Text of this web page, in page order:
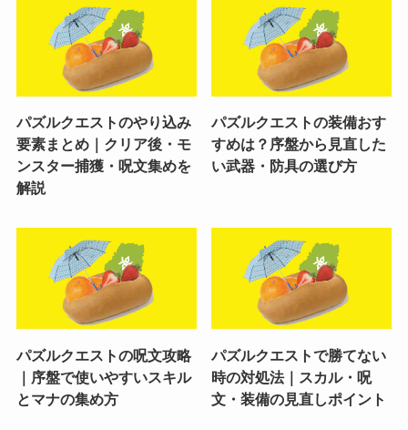
パズルクエストのやり込み
要素まとめ｜クリア後・モ
ンスター捕獲・呪文集めを
解説
パズルクエストの装備おす
すめは？序盤から見直した
い武器・防具の選び方
パズルクエストの呪文攻略
｜序盤で使いやすいスキル
とマナの集め方
パズルクエストで勝てない
時の対処法｜スカル・呪
文・装備の見直しポイント